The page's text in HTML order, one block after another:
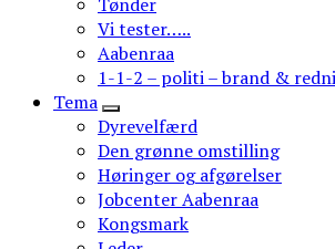
Vi tester…..
Aabenraa
1-1-2 – politi – brand &
Tema
Dyrevelfærd
Den grønne omstilling
Høringer og afgørelser
Jobcenter Aabenraa
Kongsmark